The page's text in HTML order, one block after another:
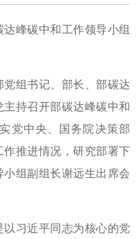
峰碳中和工作领导小组
党组书记、部长、部碳达
持召开部碳达峰碳中和
党中央、国务院决策部
推进情况，研究部署下
组副组长谢远生出席会
以习近平同志为核心的党